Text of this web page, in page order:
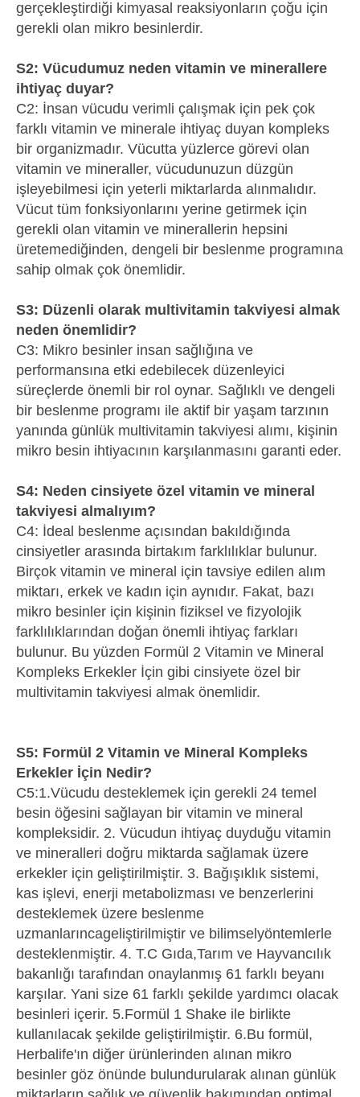
gerçekleştirdiği kimyasal reaksiyonların çoğu için
gerekli olan mikro besinlerdir.
S2: Vücudumuz neden vitamin ve minerallere
ihtiyaç duyar?
C2: İnsan vücudu verimli çalışmak için pek çok
farklı vitamin ve minerale ihtiyaç duyan kompleks
bir organizmadır. Vücutta yüzlerce görevi olan
vitamin ve mineraller, vücudunuzun düzgün
işleyebilmesi için yeterli miktarlarda alınmalıdır.
Vücut tüm fonksiyonlarını yerine getirmek için
gerekli olan vitamin ve minerallerin hepsini
üretemediğinden, dengeli bir beslenme programına
sahip olmak çok önemlidir.
S3: Düzenli olarak multivitamin takviyesi almak
neden önemlidir?
C3: Mikro besinler insan sağlığına ve
performansına etki edebilecek düzenleyici
süreçlerde önemli bir rol oynar. Sağlıklı ve dengeli
bir beslenme programı ile aktif bir yaşam tarzının
yanında günlük multivitamin takviyesi alımı, kişinin
mikro besin ihtiyacının karşılanmasını garanti eder.
S4: Neden cinsiyete özel vitamin ve mineral
takviyesi almalıyım?
C4: İdeal beslenme açısından bakıldığında
cinsiyetler arasında birtakım farklılıklar bulunur.
Birçok vitamin ve mineral için tavsiye edilen alım
miktarı, erkek ve kadın için aynıdır. Fakat, bazı
mikro besinler için kişinin fiziksel ve fizyolojik
farklılıklarından doğan önemli ihtiyaç farkları
bulunur. Bu yüzden Formül 2 Vitamin ve Mineral
Kompleks Erkekler İçin gibi cinsiyete özel bir
multivitamin takviyesi almak önemlidir.
S5: Formül 2 Vitamin ve Mineral Kompleks
Erkekler İçin Nedir?
C5:1.Vücudu desteklemek için gerekli 24 temel
besin öğesini sağlayan bir vitamin ve mineral
kompleksidir. 2. Vücudun ihtiyaç duyduğu vitamin
ve mineralleri doğru miktarda sağlamak üzere
erkekler için geliştirilmiştir. 3. Bağışıklık sistemi,
kas işlevi, enerji metabolizması ve benzerlerini
desteklemek üzere beslenme
uzmanlarıncageliştirilmiştir ve bilimselyöntemlerle
desteklenmiştir. 4. T.C Gıda,Tarım ve Hayvancılık
bakanlığı tarafından onaylanmış 61 farklı beyanı
karşılar. Yani size 61 farklı şekilde yardımcı olacak
besinleri içerir. 5.Formül 1 Shake ile birlikte
kullanılacak şekilde geliştirilmiştir. 6.Bu formül,
Herbalife'ın diğer ürünlerinden alınan mikro
besinler göz önünde bulundurularak alınan günlük